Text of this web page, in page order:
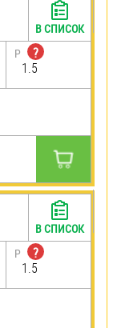
P
?
1.5
В СПИСОК
P
?
1.5
В СПИСОК